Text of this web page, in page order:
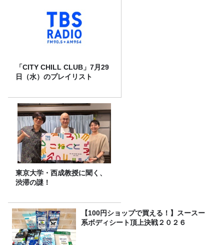
「CITY CHILL CLUB」7月29
日（水）のプレイリスト
東京大学・西成教授に聞く、
渋滞の謎！
【100円ショップで買える！】スースー
系ボディシート頂上決戦２０２６